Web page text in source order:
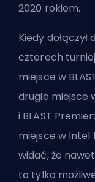
2020 rokiem.
Kiedy dołączył
czterech
miejsce w
drugie miejsce
i BLAST
miejsce w Intel
widać, że
to tylko